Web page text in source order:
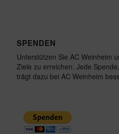
SPENDEN
Unterstützen Sie AC Weinheim
Ziele zu erreichen. Jede
trägt dazu bei AC Weinheim